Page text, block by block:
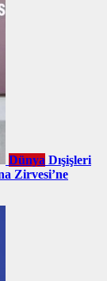
Dünya Dışişleri
Zirvesi’ne